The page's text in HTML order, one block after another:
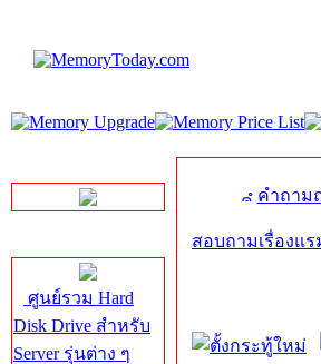
ศูนย์รวม Hard
Disk Drive สำหรับ
Server รุ่นต่าง ๆ
คำถาม
สอบถามเรื่องแร